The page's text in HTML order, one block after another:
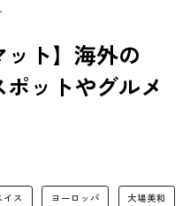
ット】海外の
ットやグルメ
イス ヨーロッパ 大場美和